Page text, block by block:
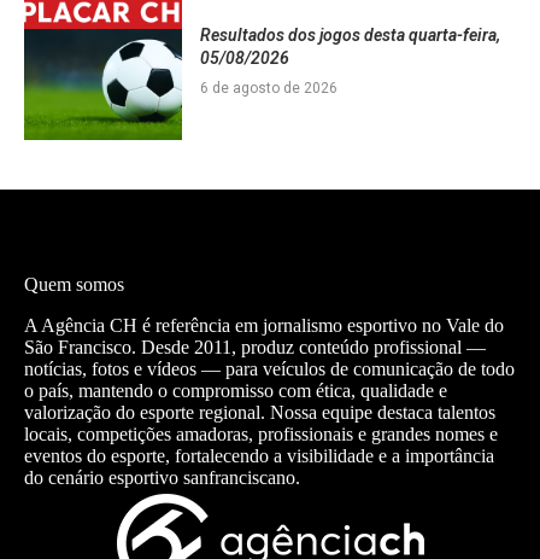
Resultados dos jogos desta quarta-feira,
05/08/2026
6 de agosto de 2026
Quem somos
A Agência CH é referência em jornalismo esportivo no Vale do
São Francisco. Desde 2011, produz conteúdo profissional —
notícias, fotos e vídeos — para veículos de comunicação de todo
o país, mantendo o compromisso com ética, qualidade e
valorização do esporte regional. Nossa equipe destaca talentos
locais, competições amadoras, profissionais e grandes nomes e
eventos do esporte, fortalecendo a visibilidade e a importância
do cenário esportivo sanfranciscano.